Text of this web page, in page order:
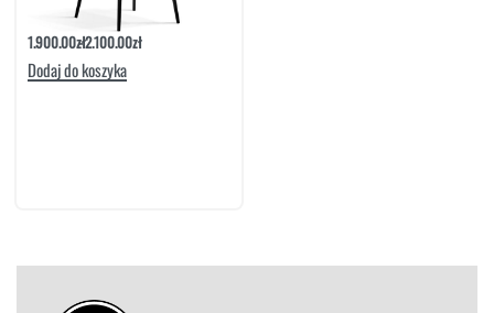
Hoker Lucy Black
1.900.00zł2.100.00zł
Dodaj do koszyka